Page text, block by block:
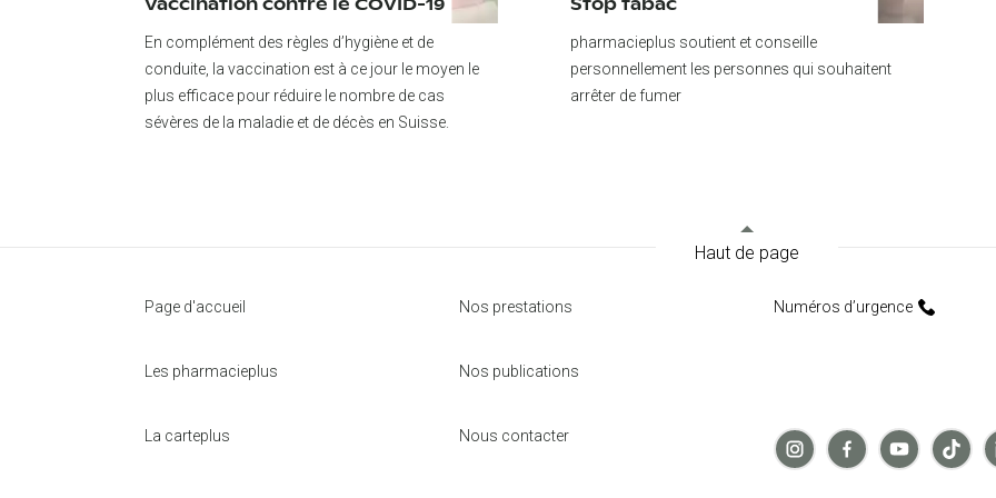
Itinéraire Itinéraire
pharmacieplus de la rosière
Rue des Parcs 84
pharmacieplus de saint-jean
6500
Bellinzona
pharmacieplus schneeberger
Rue du Simplon 28
Rue Francillon 4
En complément des règles d’hygiène et de
conduite, la vaccination est à ce jour le moyen le
plus efficace pour réduire le nombre de cas
sévères de la maladie et de décès en Suisse.
pharmacieplus soutient et conseille
personnellement les personnes qui souhaitent
arrêter de fumer
Haut de page
Page d'accueil
Les pharmacieplus
La carteplus
Nos prestations
Nos publications
Nous contacter
Numéros d’urgence